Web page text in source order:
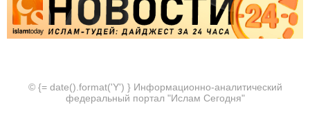
© {= date().format('Y') } Информационно-аналитический
федеральный портал "Ислам Сегодня"